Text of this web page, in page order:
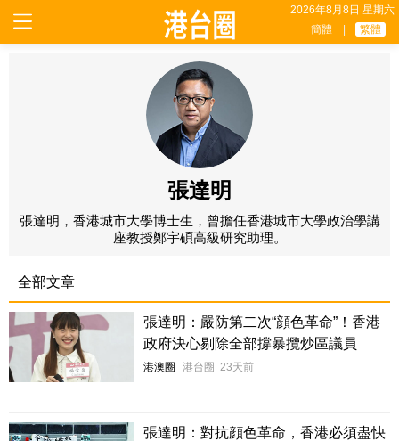
2026年8月8日 星期六
簡體
繁體
張達明
張達明，香港城市大學博士生，曾擔任香港城市大學政治學講
座教授鄭宇碩高級研究助理。
全部文章
張達明：嚴防第二次“顔色革命”！香港
政府決心剔除全部撐暴攬炒區議員
港澳圈 港台圈 23天前
張達明：對抗顔色革命，香港必須盡快